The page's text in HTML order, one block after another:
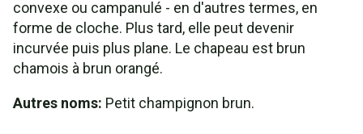
convexe ou campanulé - en d'autres termes, en
forme de cloche. Plus tard, elle peut devenir
incurvée puis plus plane. Le chapeau est brun
chamois à brun orangé.
Autres noms: Petit champignon brun.